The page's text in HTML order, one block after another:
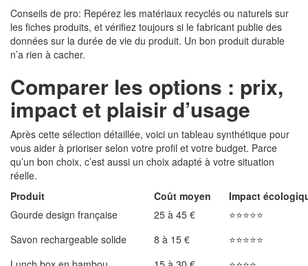
Conseils de pro: Repérez les matériaux recyclés ou naturels sur
les fiches produits, et vérifiez toujours si le fabricant publie des
données sur la durée de vie du produit. Un bon produit durable
n’a rien à cacher.
Comparer les options : prix,
impact et plaisir d’usage
Après cette sélection détaillée, voici un tableau synthétique pour
vous aider à prioriser selon votre profil et votre budget. Parce
qu’un bon choix, c’est aussi un choix adapté à votre situation
réelle.
Produit
Coût moyen
Impact
Gourde design française
25 à 45 €
⭐⭐⭐⭐⭐
Savon rechargeable solide
8 à 15 €
⭐⭐⭐⭐⭐